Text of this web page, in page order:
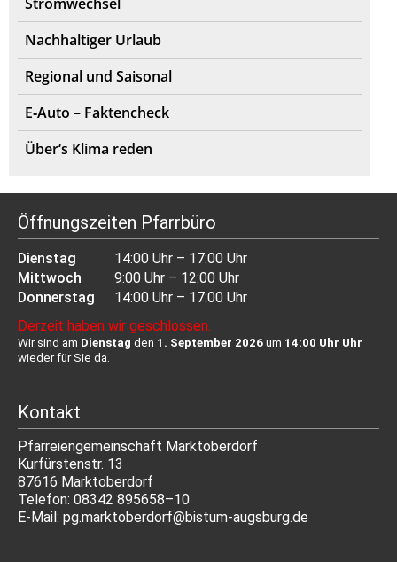
Nachhaltiger Urlaub
Regional und Saisonal
E‑Auto – Faktencheck
Über‘s Klima reden
Öffnungszeiten Pfarrbüro
Dienstag
14:00 Uhr – 17:00 Uhr
Mittwoch
9:00 Uhr – 12:00 Uhr
Donnerstag
14:00 Uhr – 17:00 Uhr
Derzeit haben wir geschlossen.
Wir sind am Dienstag den 1. September 2026 um 14:00 Uhr Uhr
wieder für Sie da.
Kontakt
Pfar­rei­en­gemein­schaft Marktoberdorf
Kur­fürs­ten­str. 13
87616 Marktoberdorf
Tele­fon: 08342 895658–10
E‑Mail: pg.marktoberdorf@bistum-augsburg.de